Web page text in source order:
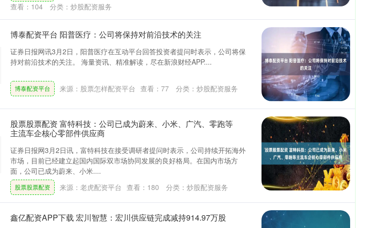
查看： 104 分类： 炒股配资服务
博泰配资平台 阳普医疗：公司将保持对前沿技术的关注
证券日报网讯3月2日，阳普医疗在互动平台回答投资者提问时表示，公司将保
持对前沿技术的关注。 海量资讯、精准解读，尽在新浪财经APP....
博泰配资平台 来源：股票怎样配资平台 查看： 77 分类： 炒股配资服务
股票股票配资 富特科技：公司已成为蔚来、小米、广汽、零跑等
主流车企核心零部件供应商
证券日报网3月2日讯，富特科技在接受调研者提问时表示，公司持续开拓海外
市场，目前已经建立起国内国际双市场协同发展的良好格局。在国内市场方
面，公司已成为蔚来、小米....
股票股票配资 来源：老虎配资平台 查看： 180 分类： 炒股配资服务
鑫亿配资APP下载 宏川智慧：宏川供应链完成减持914.97万股